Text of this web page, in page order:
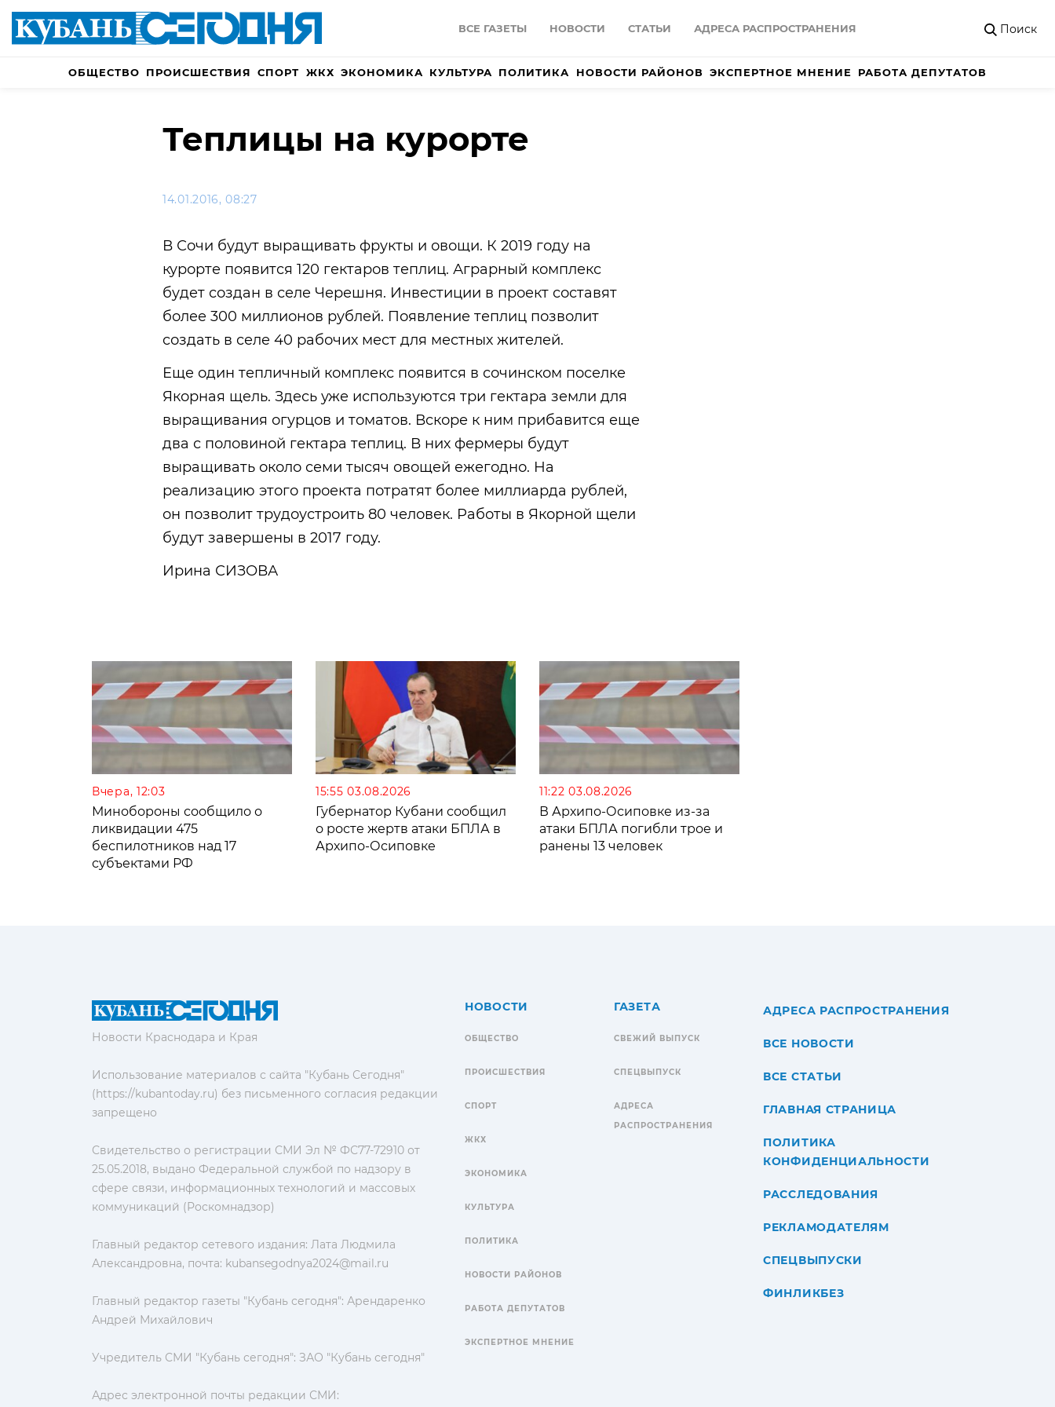
ВСЕ ГАЗЕТЫ НОВОСТИ СТАТЬИ АДРЕСА РАСПРОСТРАНЕНИЯ Поиск
ОБЩЕСТВО ПРОИСШЕСТВИЯ СПОРТ ЖКХ ЭКОНОМИКА КУЛЬТУРА ПОЛИТИКА НОВОСТИ РАЙОНОВ ЭКСПЕРТНОЕ МНЕНИЕ РАБОТА ДЕПУТАТОВ
Теплицы на курорте
14.01.2016, 08:27
В Сочи будут выращивать фрукты и овощи. К 2019 году на
курорте появится 120 гектаров теплиц. Аграрный комплекс
будет создан в селе Черешня. Инвестиции в проект составят
более 300 миллионов рублей. Появление теплиц позволит
создать в селе 40 рабочих мест для местных жителей.
Еще один тепличный комплекс появится в сочинском поселке
Якорная щель. Здесь уже используются три гектара земли для
выращивания огурцов и томатов. Вскоре к ним прибавится еще
два с половиной гектара теплиц. В них фермеры будут
выращивать около семи тысяч овощей ежегодно. На
реализацию этого проекта потратят более миллиарда рублей,
он позволит трудоустроить 80 человек. Работы в Якорной щели
будут завершены в 2017 году.
Ирина СИЗОВА
Вчера, 12:03
Минобороны сообщило о
ликвидации 475
беспилотников над 17
субъектами РФ
15:55 03.08.2026
Губернатор Кубани сообщил
о росте жертв атаки БПЛА в
Архипо-Осиповке
11:22 03.08.2026
В Архипо-Осиповке из-за
атаки БПЛА погибли трое и
ранены 13 человек
Новости Краснодара и Края
Использование материалов с сайта "Кубань Сегодня"
(https://kubantoday.ru) без письменного согласия редакции
запрещено
Свидетельство о регистрации СМИ Эл № ФС77-72910 от
25.05.2018, выдано Федеральной службой по надзору в
сфере связи, информационных технологий и массовых
коммуникаций (Роскомнадзор)
Главный редактор сетевого издания: Лата Людмила
Александровна, почта: kubansegodnya2024@mail.ru
Главный редактор газеты "Кубань сегодня": Арендаренко
Андрей Михайлович
Учредитель СМИ "Кубань сегодня": ЗАО "Кубань сегодня"
Адрес электронной почты редакции СМИ:
НОВОСТИ
ОБЩЕСТВО
ПРОИСШЕСТВИЯ
СПОРТ
ЖКХ
ЭКОНОМИКА
КУЛЬТУРА
ПОЛИТИКА
НОВОСТИ РАЙОНОВ
РАБОТА ДЕПУТАТОВ
ЭКСПЕРТНОЕ МНЕНИЕ
ГАЗЕТА
СВЕЖИЙ ВЫПУСК
СПЕЦВЫПУСК
АДРЕСА
РАСПРОСТРАНЕНИЯ
АДРЕСА РАСПРОСТРАНЕНИЯ
ВСЕ НОВОСТИ
ВСЕ СТАТЬИ
ГЛАВНАЯ СТРАНИЦА
ПОЛИТИКА
КОНФИДЕНЦИАЛЬНОСТИ
РАССЛЕДОВАНИЯ
РЕКЛАМОДАТЕЛЯМ
СПЕЦВЫПУСКИ
ФИНЛИКБЕЗ